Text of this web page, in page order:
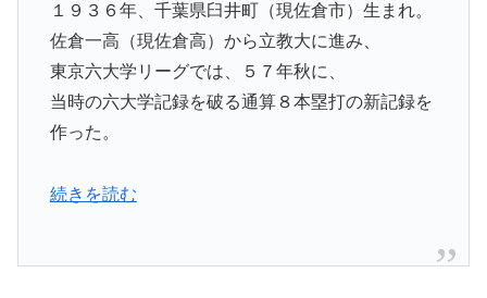
１９３６年、千葉県臼井町（現佐倉市）生まれ。
佐倉一高（現佐倉高）から立教大に進み、
東京六大学リーグでは、５７年秋に、
当時の六大学記録を破る通算８本塁打の新記録を
作った。
続きを読む